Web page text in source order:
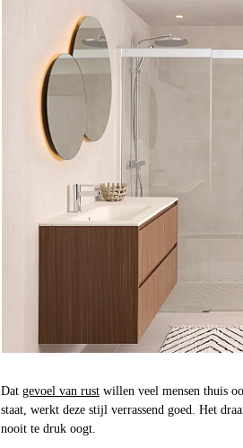
Dat gevoel van rust willen veel mensen thuis
staat, werkt deze stijl verrassend goed. Het
nooit te druk oogt.